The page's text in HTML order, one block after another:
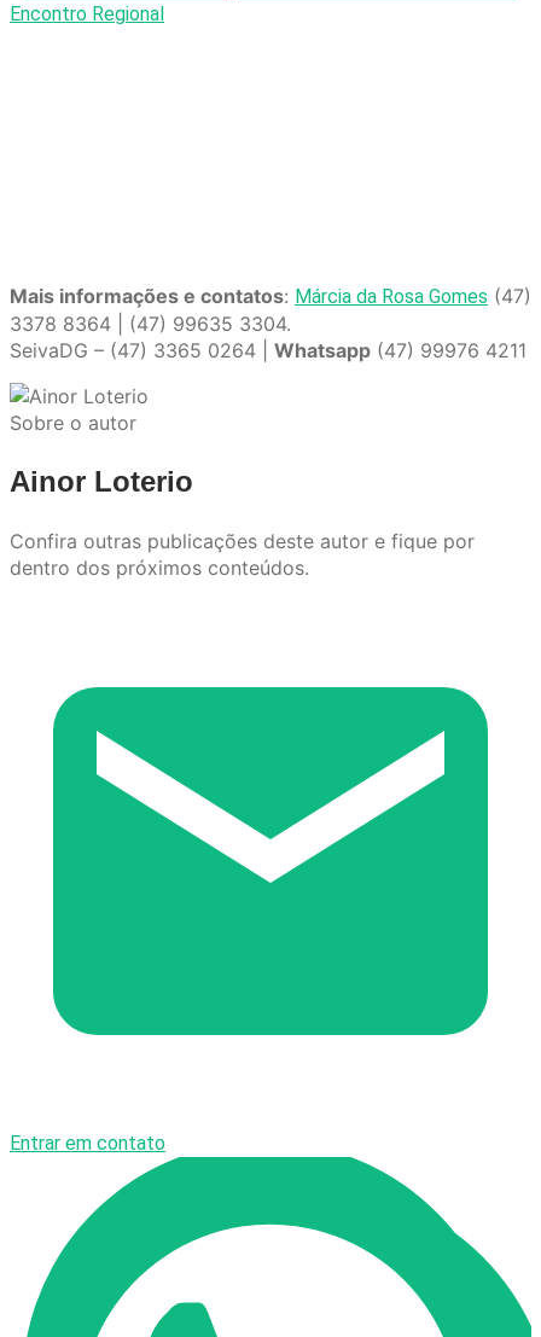
Encontro Regional
Mais informações e contatos: Márcia da Rosa Gomes (47)
3378 8364 | (47) 99635 3304.
SeivaDG – (47) 3365 0264 | Whatsapp (47) 99976 4211
Sobre o autor
Ainor Loterio
Confira outras publicações deste autor e fique por
dentro dos próximos conteúdos.
Entrar em contato